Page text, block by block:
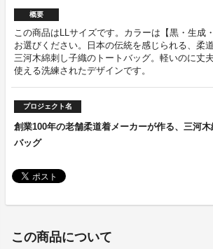
概要
この商品はLLサイズです。カラーは【黒・生成
お選びください。日本の伝統を感じられる、柔
三河木綿刺し子織のトートバッグ。軽いのに丈
使える洗練されたデザインです。
プロジェクト名
創業100年の老舗柔道着メーカーが作る、三河
バッグ
この商品について